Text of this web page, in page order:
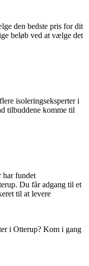
den bedste pris for dit
beløb ved at vælge det
isoleringseksperter i
tilbuddene komme til
har fundet
Du får adgang til et
til at levere
i Otterup? Kom i gang